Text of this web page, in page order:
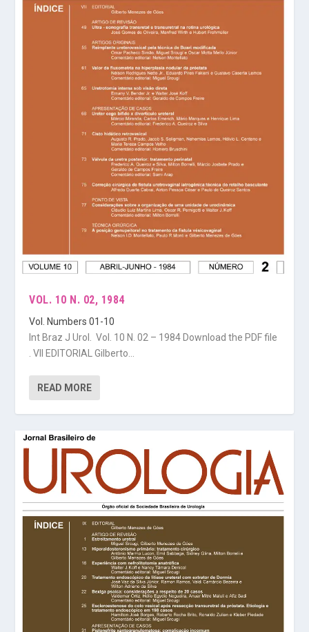
VOL. 10 N. 02, 1984
Vol. Numbers 01-10
Int Braz J Urol. Vol. 10 N. 02 – 1984 Download the PDF file
. VII EDITORIAL Gilberto...
READ MORE